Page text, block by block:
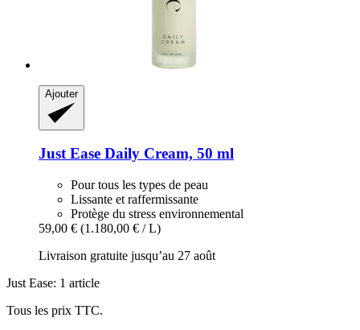
Ajouter
Just Ease Daily Cream, 50 ml
Pour tous les types de peau
Lissante et raffermissante
Protège du stress environnemental
59,00 € (1.180,00 € / L)
Livraison gratuite jusqu’au 27 août
Just Ease: 1 article
Tous les prix TTC.